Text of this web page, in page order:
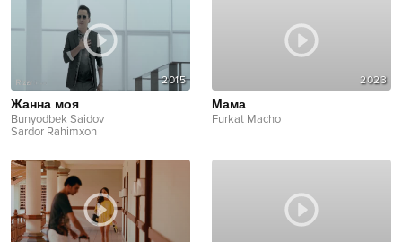
2015
Жанна моя
Bunyodbek Saidov
Sardor Rahimxon
2023
Мама
Furkat Macho